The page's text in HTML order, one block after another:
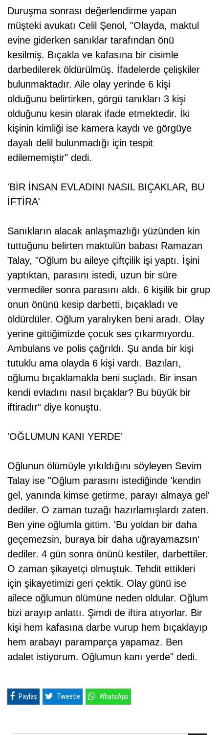
Duruşma sonrası değerlendirme yapan
müşteki avukatı Celil Şenol, "Olayda, maktul
evine giderken sanıklar tarafından önü
kesilmiş. Bıçakla ve kafasına bir cisimle
darbedilerek öldürülmüş. İfadelerde çelişkiler
bulunmaktadır. Aile olay yerinde 6 kişi
olduğunu belirtirken, görgü tanıkları 3 kişi
olduğunu kesin olarak ifade etmektedir. İki
kişinin kimliği ise kamera kaydı ve görgüye
dayalı delil bulunmadığı için tespit
edilememiştir" dedi.
'BİR İNSAN EVLADINI NASIL BIÇAKLAR, BU
İFTİRA'
Sanıkların alacak anlaşmazlığı yüzünden kin
tuttuğunu belirten maktulün babası Ramazan
Talay, "Oğlum bu aileye çiftçilik işi yaptı. İşini
yaptıktan, parasını istedi, uzun bir süre
vermediler sonra parasını aldı. 6 kişilik bir grup
onun önünü kesip darbetti, bıçakladı ve
öldürdüler. Oğlum yaralıyken beni aradı. Olay
yerine gittiğimizde çocuk ses çıkarmıyordu.
Ambulans ve polis çağrıldı. Şu anda bir kişi
tutuklu ama olayda 6 kişi vardı. Bazıları,
oğlumu bıçaklamakla beni suçladı. Bir insan
kendi evladını nasıl bıçaklar? Bu büyük bir
iftiradır" diye konuştu.
'OĞLUMUN KANI YERDE'
Oğlunun ölümüyle yıkıldığını söyleyen Sevim
Talay ise "Oğlum parasını istediğinde 'kendin
gel, yanında kimse getirme, parayı almaya gel'
dediler. O zaman tuzağı hazırlamışlardı zaten.
Ben yine oğlumla gittim. 'Bu yoldan bir daha
geçemezsin, buraya bir daha uğrayamazsın'
dediler. 4 gün sonra önünü kestiler, darbettiler.
O zaman şikayetçi olmuştuk. Tehdit ettikleri
için şikayetimizi geri çektik. Olay günü ise
ailece oğlumun ölümüne neden oldular. Oğlum
bizi arayıp anlattı. Şimdi de iftira atıyorlar. Bir
kişi hem kafasına darbe vurup hem bıçaklayıp
hem arabayı paramparça yapamaz. Ben
adalet istiyorum. Oğlumun kanı yerde" dedi.
Paylaş Tweetle WhatsApp